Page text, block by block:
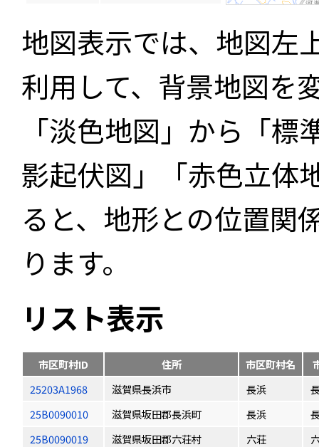
地図表示では、地図左
利用して、背景地図を
「淡色地図」から「
影起伏図」「赤色立体
ると、地形との位置関
ります。
リスト表示
市区町村ID 住所 市区町村名
25203A1968
滋賀県長浜市 長浜
25B0090010
滋賀県坂田郡長浜町 長浜
25B0090019
滋賀県坂田郡六荘村 六荘